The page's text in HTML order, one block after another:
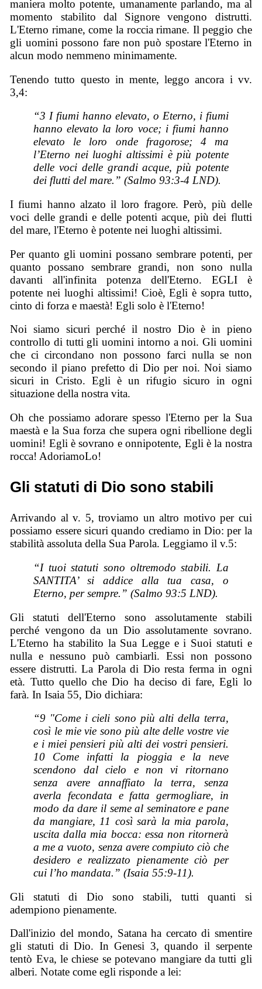
maniera molto potente, umanamente parlando, ma al
momento stabilito dal Signore vengono distrutti.
L'Eterno rimane, come la roccia rimane. Il peggio che
gli uomini possono fare non può spostare l'Eterno in
alcun modo nemmeno minimamente.
Tenendo tutto questo in mente, leggo ancora i vv.
3,4:
“3 I fiumi hanno elevato, o Eterno, i fiumi
hanno elevato la loro voce; i fiumi hanno
elevato le loro onde fragorose; 4 ma
l’Eterno nei luoghi altissimi è più potente
delle voci delle grandi acque, più potente
dei flutti del mare.” (Salmo 93:3-4 LND).
I fiumi hanno alzato il loro fragore. Però, più delle
voci delle grandi e delle potenti acque, più dei flutti
del mare, l'Eterno è potente nei luoghi altissimi.
Per quanto gli uomini possano sembrare potenti, per
quanto possano sembrare grandi, non sono nulla
davanti all'infinita potenza dell'Eterno. EGLI è
potente nei luoghi altissimi! Cioè, Egli è sopra tutto,
cinto di forza e maestà! Egli solo è l'Eterno!
Noi siamo sicuri perché il nostro Dio è in pieno
controllo di tutti gli uomini intorno a noi. Gli uomini
che ci circondano non possono farci nulla se non
secondo il piano prefetto di Dio per noi. Noi siamo
sicuri in Cristo. Egli è un rifugio sicuro in ogni
situazione della nostra vita.
Oh che possiamo adorare spesso l'Eterno per la Sua
maestà e la Sua forza che supera ogni ribellione degli
uomini! Egli è sovrano e onnipotente, Egli è la nostra
rocca! AdoriamoLo!
Gli statuti di Dio sono stabili
Arrivando al v. 5, troviamo un altro motivo per cui
possiamo essere sicuri quando crediamo in Dio: per la
stabilità assoluta della Sua Parola. Leggiamo il v.5:
“I tuoi statuti sono oltremodo stabili. La
SANTITA’ si addice alla tua casa, o
Eterno, per sempre.” (Salmo 93:5 LND).
Gli statuti dell'Eterno sono assolutamente stabili
perché vengono da un Dio assolutamente sovrano.
L'Eterno ha stabilito la Sua Legge e i Suoi statuti e
nulla e nessuno può cambiarli. Essi non possono
essere distrutti. La Parola di Dio resta ferma in ogni
età. Tutto quello che Dio ha deciso di fare, Egli lo
farà. In Isaia 55, Dio dichiara:
“9 "Come i cieli sono più alti della terra,
così le mie vie sono più alte delle vostre vie
e i miei pensieri più alti dei vostri pensieri.
10 Come infatti la pioggia e la neve
scendono dal cielo e non vi ritornano
senza avere annaffiato la terra, senza
averla fecondata e fatta germogliare, in
modo da dare il seme al seminatore e pane
da mangiare, 11 così sarà la mia parola,
uscita dalla mia bocca: essa non ritornerà
a me a vuoto, senza avere compiuto ciò che
desidero e realizzato pienamente ciò per
cui l’ho mandata.” (Isaia 55:9-11).
Gli statuti di Dio sono stabili, tutti quanti si
adempiono pienamente.
Dall'inizio del mondo, Satana ha cercato di smentire
gli statuti di Dio. In Genesi 3, quando il serpente
tentò Eva, le chiese se potevano mangiare da tutti gli
alberi. Notate come egli risponde a lei: